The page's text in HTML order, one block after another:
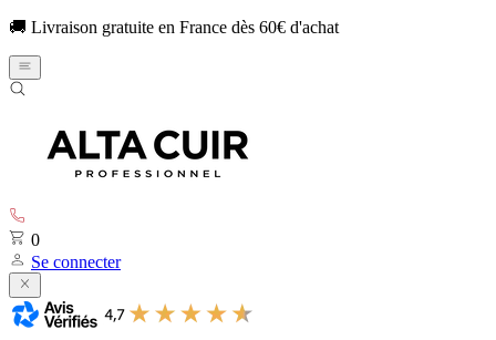
🚚 Livraison gratuite en France dès 60€ d'achat
0
Se connecter